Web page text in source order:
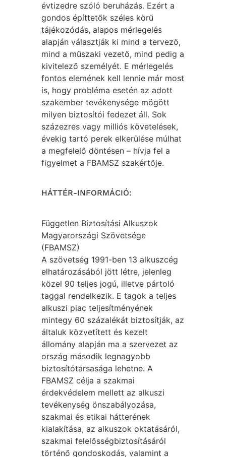
évtizedre szóló beruházás. Ezért a
gondos építtetők széles körű
tájékozódás, alapos mérlegelés
alapján választják ki mind a tervező,
mind a műszaki vezető, mind pedig a
kivitelező személyét. E mérlegelés
fontos elemének kell lennie már most
is, hogy probléma esetén az adott
szakember tevékenysége mögött
milyen biztosítói fedezet áll. Sok
százezres vagy milliós követelések,
évekig tartó perek elkerülése múlhat
a megfelelő döntésen – hívja fel a
figyelmet a FBAMSZ szakértője.
HÁTTÉR-INFORMÁCIÓ:
Független Biztosítási Alkuszok
Magyarországi Szövetsége
(FBAMSZ)
A szövetség 1991-ben 13 alkuszcég
elhatározásából jött létre, jelenleg
közel 90 teljes jogú, illetve pártoló
taggal rendelkezik. E tagok a teljes
alkuszi piac teljesítményének
mintegy 60 százalékát biztosítják, az
általuk közvetített és kezelt
állomány alapján ma a szervezet az
ország második legnagyobb
biztosítótársasága lehetne. A
FBAMSZ célja a szakmai
érdekvédelem mellett az alkuszi
tevékenység önszabályozása,
szakmai és etikai hátterének
kialakítása, az alkuszok oktatásáról,
szakmai felelősségbiztosításáról
történő gondoskodás, valamint a